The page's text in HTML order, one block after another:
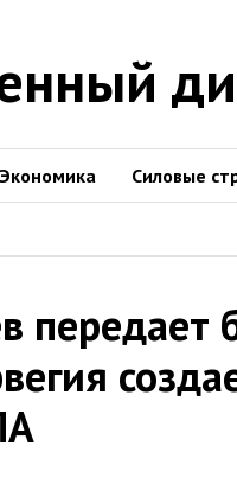
Экономика Силовые
передает